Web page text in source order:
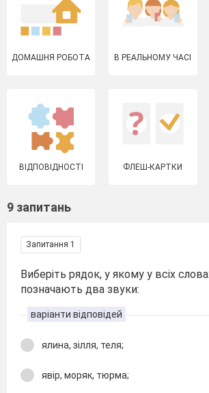
ДОМАШНЯ РОБОТА В РЕАЛЬНОМУ ЧАСІ
ВІДПОВІДНОСТІ ФЛЕШ-КАРТКИ
9 запитань
Запитання 1
Виберіть рядок, у якому у всіх
позначають два звуки:
варіанти відповідей
ялина, зілля, теля;
явір, моряк, тюрма;